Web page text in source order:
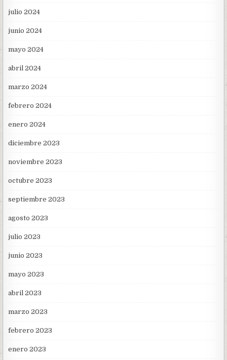
julio 2024
junio 2024
mayo 2024
abril 2024
marzo 2024
febrero 2024
enero 2024
diciembre 2023
noviembre 2023
octubre 2023
septiembre 2023
agosto 2023
julio 2023
junio 2023
mayo 2023
abril 2023
marzo 2023
febrero 2023
enero 2023